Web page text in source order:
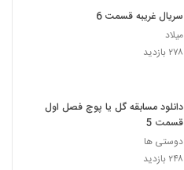
سریال غریبه قسمت 6
میلاد
۲۷۸ بازدید
دانلود مسابقه گل یا پوچ فصل اول
قسمت 5
دوستی ها
۲۴۸ بازدید